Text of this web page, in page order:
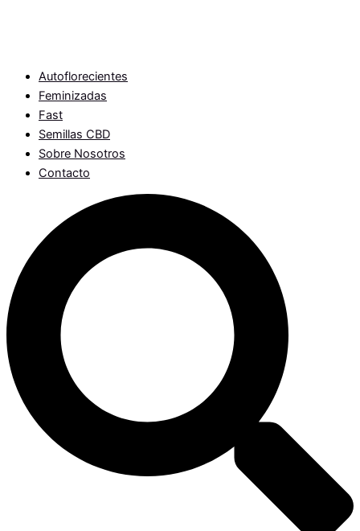
Autoflorecientes
Feminizadas
Fast
Semillas CBD
Sobre Nosotros
Contacto